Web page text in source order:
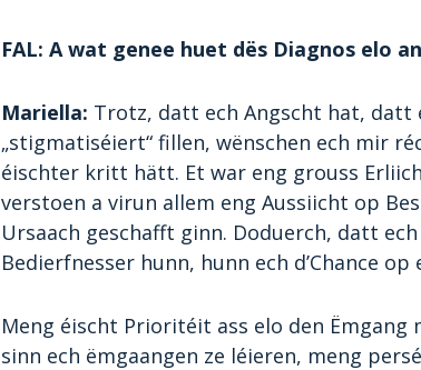
FAL: A wat genee huet dës Diagnos elo
Mariella: Trotz, datt ech Angscht hat, datt
„stigmatiséiert“ fillen, wënschen ech mir
éischter kritt hätt. Et war eng grouss
verstoen a virun allem eng Aussiicht op
Ursaach geschafft ginn. Doduerch, datt
Bedierfnesser hunn, hunn ech d’Chance
Meng éischt Prioritéit ass elo den
sinn ech ëmgaangen ze léieren, meng